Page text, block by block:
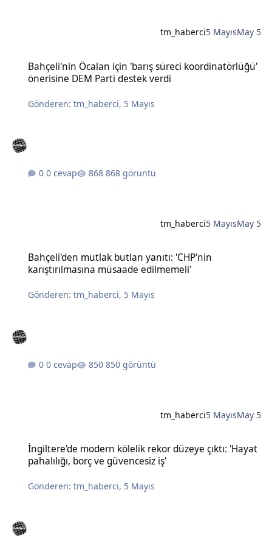
tm_haberci5 MayısMay 5
Bahçeli'nin Öcalan için 'barış süreci koordinatörlüğü'
önerisine DEM Parti destek verdi
Gönderen:tm_haberci, 5 Mayıs
0 cevap 868 görüntü
tm_haberci5 MayısMay 5
Bahçeli'den mutlak butlan yanıtı: 'CHP'nin
karıştırılmasına müsaade edilmemeli'
Gönderen:tm_haberci, 5 Mayıs
0 cevap 850 görüntü
tm_haberci5 MayısMay 5
İngiltere'de modern kölelik rekor düzeye çıktı: 'Hayat
pahalılığı, borç ve güvencesiz iş'
Gönderen:tm_haberci, 5 Mayıs